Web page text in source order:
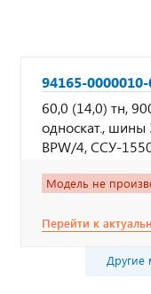
94165-
60,0 (14,0) тн,
односкат., шины
BPW/4, ССУ-
Модель не
Перейти к
Другие